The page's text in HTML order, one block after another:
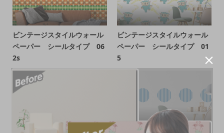
ビンテージスタイルウォール
ペーパー シールタイプ 06
2s
ビンテージスタイルウォール
ペーパー シールタイプ 01
5
